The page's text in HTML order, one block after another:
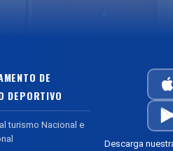
DE
DEPORTIVO
turismo Nacional e
Descarga